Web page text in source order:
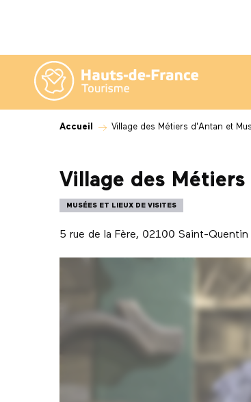
contenu
principal
Accueil Village des Métiers d'Antan et
Village des
MUSÉES ET LIEUX DE VISITES
5 rue de la Fère, 02100 Saint-Quentin